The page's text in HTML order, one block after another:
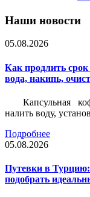
Наши новости
05.08.2026
Как продлить
вода, накипь,
Капсульная
налить воду,
Подробнее
05.08.2026
Путевки в
подобрать